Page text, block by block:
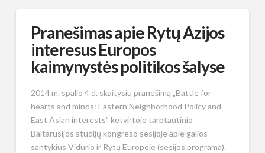
Pranešimas apie Rytų Azijos
interesus Europos
kaimynystės politikos šalyse
2014 m. spalio 4 d. skaitysiu pranešimą „Battle for
hearts and minds: Eastern Neighborhood Policy and
East Asian interests” ketvirtojo tarptautinio
Baltarusijos studijų kongreso sesijoje apie galios
santykius Vidurio ir Rytų Europoje (sesijos programa).